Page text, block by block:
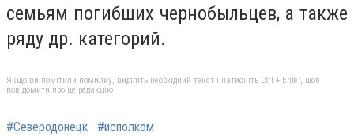
семьям погибших чернобыльцев, а также
ряду др. категорий.
Якщо ви помітили помилку, виділіть необхідний текст і натисніть Ctrl + Enter, щоб
повідомити про це редакцію
#Северодонецк #исполком